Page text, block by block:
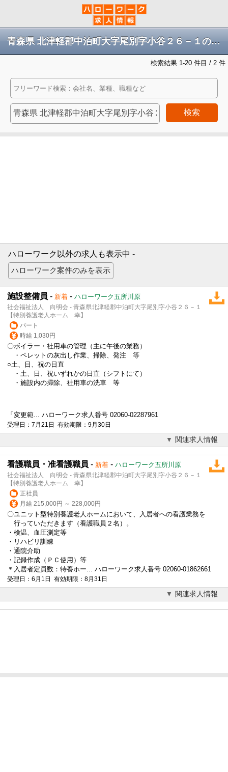
青森県 北津軽郡中泊町大字尾別字小谷２６－１の求人
検索結果 1-20 件目 / 2 件
検索
ハローワーク以外の求人も表示中 -
施設整備員 - 新着 - ハローワーク五所川原
社会福祉法人 向明会 - 青森県北津軽郡中泊町大字尾別字小谷２６－１
【特別養護老人ホーム 幸】
パート
時給 1,030円
〇ボイラー・社用車の管理（主に午後の業務）
・ペレットの灰出し作業、掃除、発注 等
○土、日、祝の日直
・土、日、祝いずれかの日直（シフトにて）
・施設内の掃除、社用車の洗車 等
「変更範... ハローワーク求人番号 02060-02287961
受理日：7月21日 有効期限：9月30日
関連求人情報
看護職員・准看護職員 - 新着 - ハローワーク五所川原
社会福祉法人 向明会 - 青森県北津軽郡中泊町大字尾別字小谷２６－１
【特別養護老人ホーム 幸】
正社員
月給 215,000円 ～ 228,000円
〇ユニット型特別養護老人ホームにおいて、入居者への看護業務を
行っていただきます（看護職員２名）。
・検温、血圧測定等
・リハビリ訓練
・通院介助
・記録作成（ＰＣ使用）等
＊入居者定員数：特養ホー... ハローワーク求人番号 02060-01862661
受理日：6月1日 有効期限：8月31日
関連求人情報